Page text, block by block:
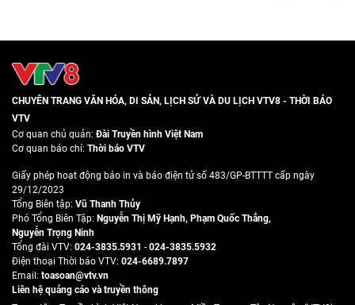
CHUYÊN TRANG VĂN HÓA, DI SẢN, LỊCH SỬ VÀ DU LỊCH VTV8 - THỜI BÁO
VTV
Cơ quan chủ quản:Đài Truyền hình Việt Nam
Cơ quan báo chí: Thời báo VTV
Giấy phép hoạt động báo in và báo điện tử số 483/GP-BTTTT cấp ngày
29/12/2023
Tổng Biên tập: Vũ Thanh Thủy
Phó Tổng Biên Tập: Nguyễn Thị Mỹ Hạnh, Phạm Quốc Thắng,
Nguyễn Trọng Ninh
Tổng đài VTV: 024-3835.5931 - 024-3835.5932
Ðiện thoại Thời báo VTV: 024-6689.7897
Email: toasoan@vtv.vn
Liên hệ quảng cáo và truyền thông